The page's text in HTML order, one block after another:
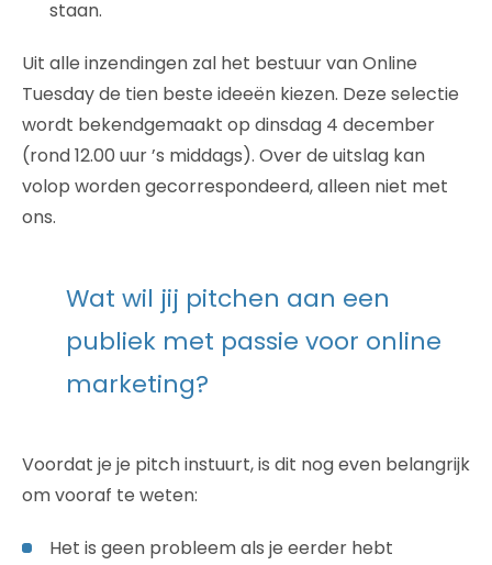
staan.
Uit alle inzendingen zal het bestuur van Online
Tuesday de tien beste ideeën kiezen. Deze selectie
wordt bekendgemaakt op dinsdag 4 december
(rond 12.00 uur ’s middags). Over de uitslag kan
volop worden gecorrespondeerd, alleen niet met
ons.
Wat wil jij pitchen aan een
publiek met passie voor online
marketing?
Voordat je je pitch instuurt, is dit nog even belangrijk
om vooraf te weten:
Het is geen probleem als je eerder hebt